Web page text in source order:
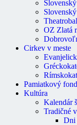
OZ Zlatá
Cirkev v meste
Pamiatkový
Kultúra
Kalendár
Tradičné
Dni